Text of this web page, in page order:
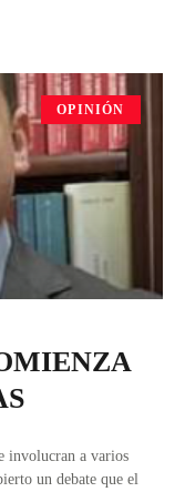
OPINIÓN
involucran a varios
un debate que el